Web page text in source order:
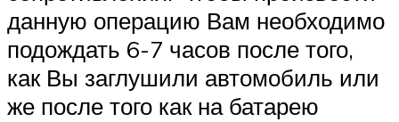
данную операцию Вам необходимо
подождать 6-7 часов после того,
как Вы заглушили автомобиль или
же после того как на батарею